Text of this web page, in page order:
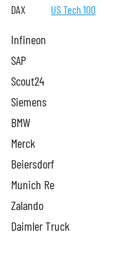
DAX US Tech 100
Infineon
SAP
Scout24
Siemens
BMW
Merck
Beiersdorf
Munich Re
Zalando
Daimler Truck